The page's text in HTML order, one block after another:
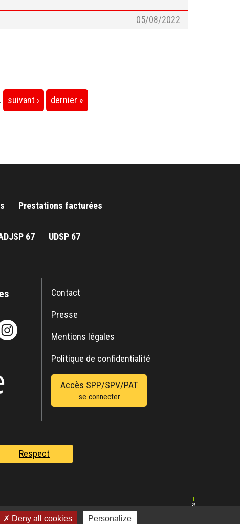
05/08/2022
suivant › dernier »
Prestations facturées
67 UDSP 67
Contact
Presse
Mentions légales
Politique de confidentialité
Accès SPP/SPV/PAT
se connecter
Respect
Deny all cookies Personalize